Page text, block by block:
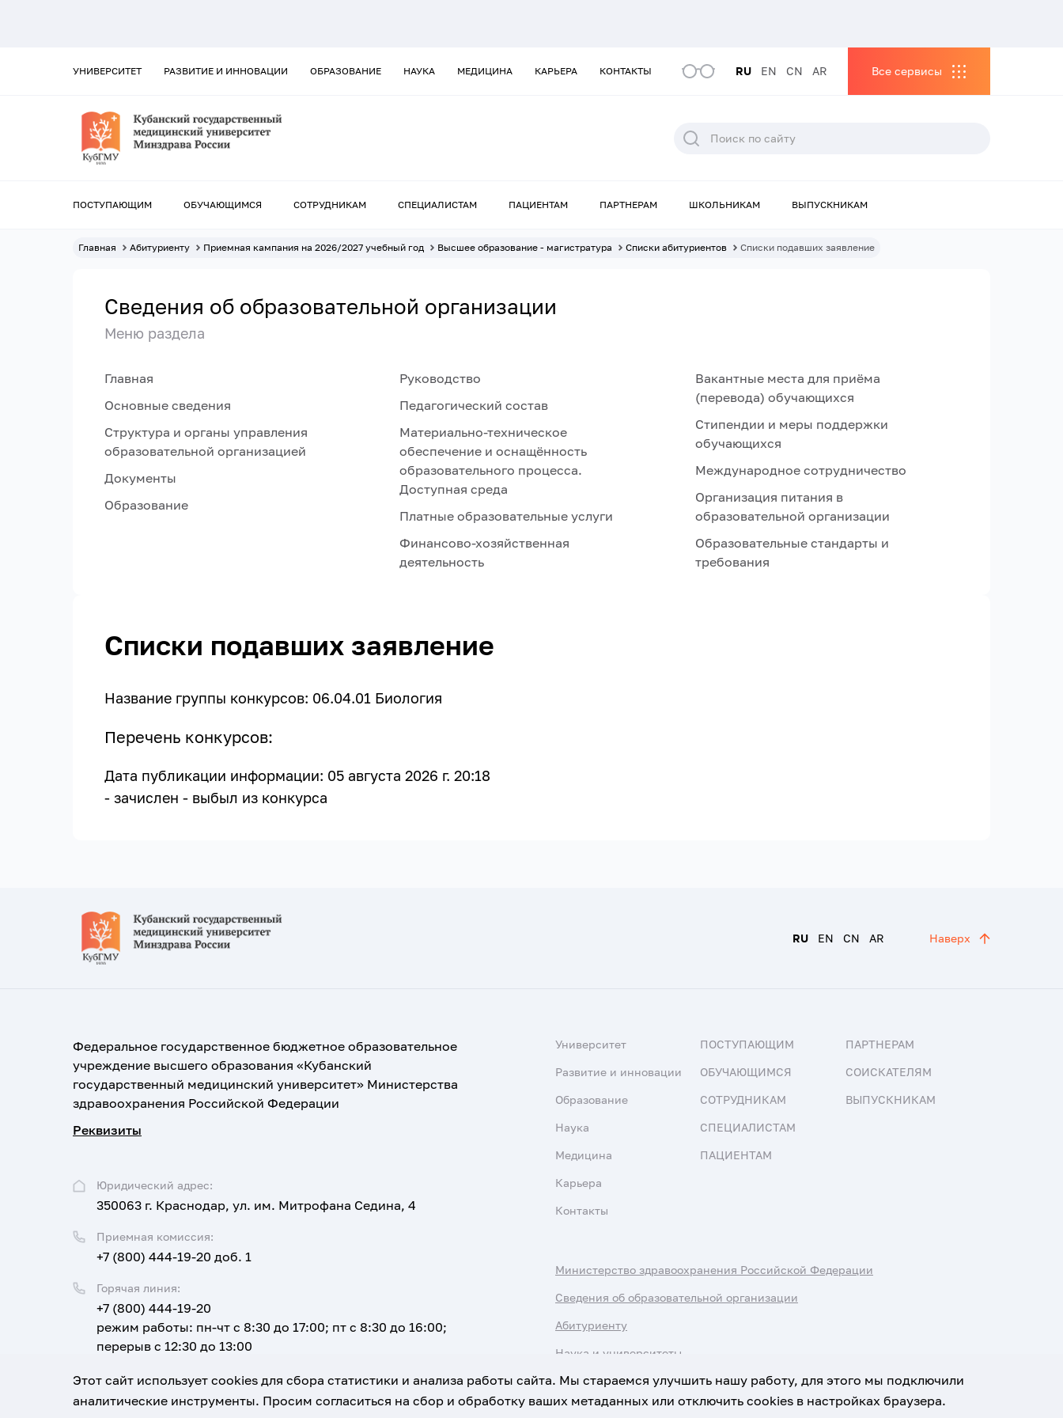
УНИВЕРСИТЕТ РАЗВИТИЕ И ИННОВАЦИИ ОБРАЗОВАНИЕ НАУКА МЕДИЦИНА КАРЬЕРА КОНТАКТЫ RU EN CN AR Все сервисы
ПОСТУПАЮЩИМ ОБУЧАЮЩИМСЯ СОТРУДНИКАМ СПЕЦИАЛИСТАМ ПАЦИЕНТАМ ПАРТНЕРАМ ШКОЛЬНИКАМ ВЫПУСКНИКАМ
Главная Абитуриенту Приемная кампания на 2026/2027 учебный год Высшее образование - магистратура Списки абитуриентов Списки подавших заявление
Сведения об образовательной организации
Меню раздела
Главная
Основные сведения
Структура и органы управления
образовательной организацией
Документы
Образование
Руководство
Педагогический состав
Материально-техническое
обеспечение и оснащённость
образовательного процесса.
Доступная среда
Платные образовательные услуги
Финансово-хозяйственная
деятельность
Вакантные места для приёма
(перевода) обучающихся
Стипендии и меры поддержки
обучающихся
Международное сотрудничество
Организация питания в
образовательной организации
Образовательные стандарты и
требования
Списки подавших заявление
Название группы конкурсов: 06.04.01 Биология
Перечень конкурсов:
Дата публикации информации: 05 августа 2026 г. 20:18
- зачислен - выбыл из конкурса
RU EN CN AR Наверх
Федеральное государственное бюджетное образовательное
учреждение высшего образования «Кубанский
государственный медицинский университет» Министерства
здравоохранения Российской Федерации
Реквизиты
Юридический адрес:
350063 г. Краснодар, ул. им. Митрофана Седина, 4
Приемная комиссия:
+7 (800) 444-19-20 доб. 1
Горячая линия:
+7 (800) 444-19-20
режим работы: пн-чт с 8:30 до 17:00; пт с 8:30 до 16:00;
перерыв с 12:30 до 13:00
Email:
corpus@ksma.ru
Университет
Развитие и инновации
Образование
Наука
Медицина
Карьера
Контакты
ПОСТУПАЮЩИМ
ОБУЧАЮЩИМСЯ
СОТРУДНИКАМ
СПЕЦИАЛИСТАМ
ПАЦИЕНТАМ
ПАРТНЕРАМ
СОИСКАТЕЛЯМ
ВЫПУСКНИКАМ
Министерство здравоохранения Российской Федерации
Сведения об образовательной организации
Абитуриенту
Наука и университеты
Этот сайт использует cookies для сбора статистики и анализа работы сайта. Мы стараемся улучшить нашу работу, для этого мы подключили
аналитические инструменты. Просим согласиться на сбор и обработку ваших метаданных или отключить cookies в настройках браузера.